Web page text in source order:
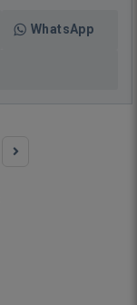
WhatsApp